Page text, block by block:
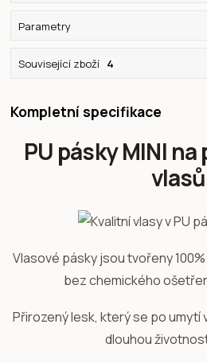
Parametry
Související zboží 4
Kompletní specifikace
PU pásky MINI
vlasů
Vlasové pásky jsou tvořeny
bez chemického
Přirozený lesk, který se po umytí
dlouhou